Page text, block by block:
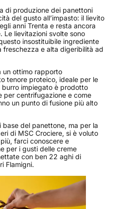
di produzione dei panettoni
del gusto all’impasto: il lievito
anni Trenta e resta ancora
Le lievitazioni svolte sono
insostituibile ingrediente
freschezza e alta digeribilità ad
un ottimo rapporto
tenore proteico, ideale per le
burro impiegato è prodotto
per centrifugazione e come
un punto di fusione più alto
del panettone, ma per la
di MSC Crociere, si è voluto
farci conoscere e
per i gusti delle creme
con ben 22 aghi di
Flamigni.